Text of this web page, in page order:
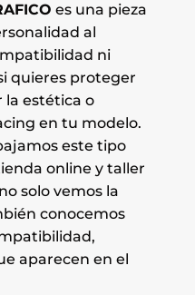
es una pieza
al
ni
quieres proteger
la estética o
en tu modelo.
este tipo
online y taller
solo vemos la
conocemos
aparecen en el